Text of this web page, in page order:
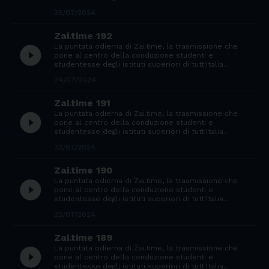
play_circle_filled
Zai.time 192
La puntata odierna di Zai.time, la trasmissione che
pone al centro della conduzione studenti e
studentesse degli istituti superiori di tutt'Italia...
play_circle_filled
Zai.time 191
La puntata odierna di Zai.time, la trasmissione che
pone al centro della conduzione studenti e
studentesse degli istituti superiori di tutt'Italia...
play_circle_filled
Zai.time 190
La puntata odierna di Zai.time, la trasmissione che
pone al centro della conduzione studenti e
studentesse degli istituti superiori di tutt'Italia...
play_circle_filled
Zai.time 189
La puntata odierna di Zai.time, la trasmissione che
pone al centro della conduzione studenti e
studentesse degli istituti superiori di tutt'Italia...